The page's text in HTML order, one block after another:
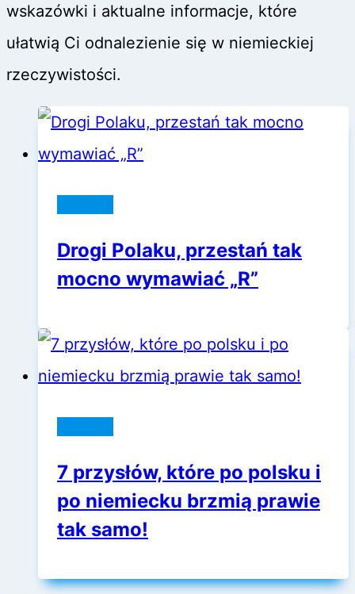
wskazówki i aktualne informacje, które
ułatwią Ci odnalezienie się w niemieckiej
rzeczywistości.
Drogi Polaku, przestań tak
mocno wymawiać „R”
7 przysłów, które po polsku i
po niemiecku brzmią prawie
tak samo!